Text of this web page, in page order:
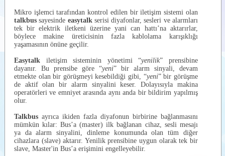
Mikro işlemci tarafından kontrol edilen bir iletişim sistemi olan
talkbussayesinde easytalk serisi diyafonlar, sesleri ve alarmları
tek bir elektrik iletkeni üzerine yani can hattı’na aktarırlar,
böylece makine üreticisinin fazla kablolama karışıklığı
yaşamasının önüne geçilir.
Easytalk iletişim sisteminin yönetimi “yenilik” prensibine
dayanır. Bu prensibe göre “yeni” bir alarm sinyali, devam
etmekte olan bir görüşmeyi kesebildiği gibi, “yeni” bir görüşme
de aktif olan bir alarm sinyalini keser. Dolayısıyla makina
operatörleri ve emniyet arasında aynı anda bir bildirim yapılmış
olur.
Talkbus ayrıca ikiden fazla diyafonun birbirine bağlanmasını
mümkün kılar: Bus’a (master) ilk bağlanan cihaz, sesli mesajı
ya da alarm sinyalini, dinleme konumunda olan tüm diğer
cihazlara (slave) aktarır. Yenilik prensibine uygun olarak tek bir
slave, Master'in Bus’a erişimini engelleyebilir.